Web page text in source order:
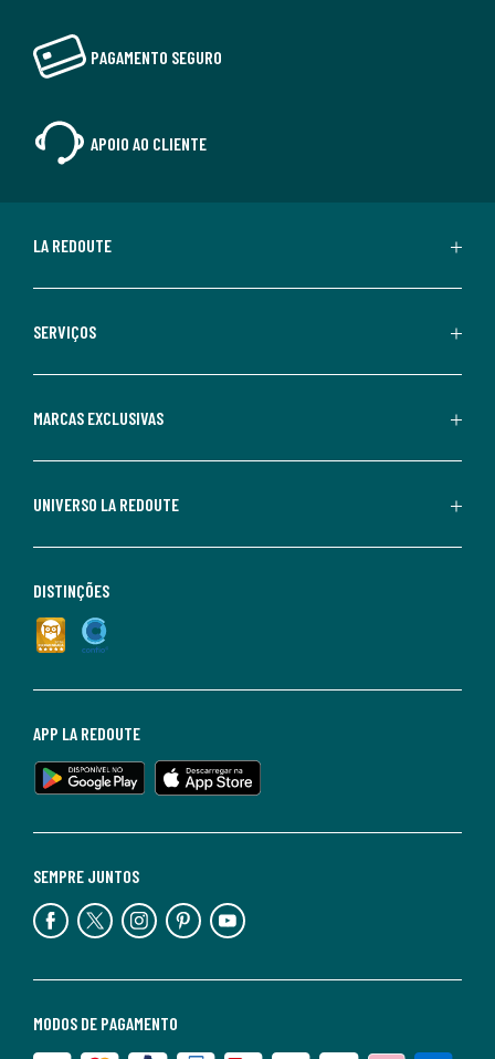
PAGAMENTO SEGURO
APOIO AO CLIENTE
LA REDOUTE
SERVIÇOS
MARCAS EXCLUSIVAS
UNIVERSO LA REDOUTE
MODOS DE PAGAMENTO
SEMPRE JUNTOS
APP LA REDOUTE
DISTINÇÕES